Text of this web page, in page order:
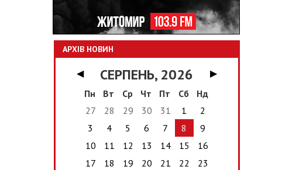
АРХІВ НОВИН
◀ СЕРПЕНЬ, 2026
▶
Пн
Вт Ср Чт Пт Сб
Нд
27
28 29 30 31 1
2
3
4 5 6 7 8
9
10
11 12 13 14 15
16
17
18 19 20 21 22
23